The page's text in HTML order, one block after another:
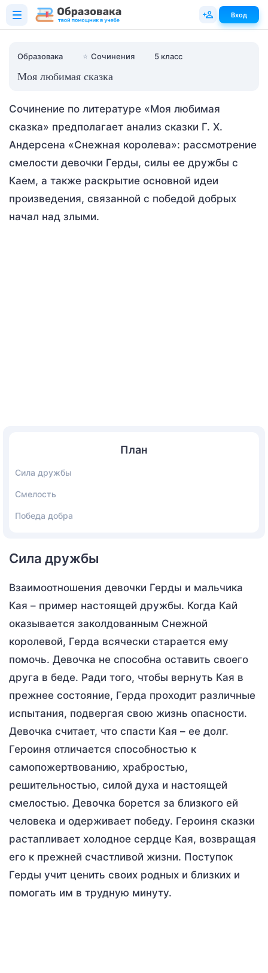
Образовака ⭐ Сочинения 5 класс
Моя любимая сказка
Сочинение по литературе «Моя любимая
сказка» предполагает анализ сказки Г. Х.
Андерсена «Снежная королева»: рассмотрение
смелости девочки Герды, силы ее дружбы с
Каем, а также раскрытие основной идеи
произведения, связанной с победой добрых
начал над злыми.
План
Сила дружбы
Смелость
Победа добра
Сила дружбы
Взаимоотношения девочки Герды и мальчика
Кая – пример настоящей дружбы. Когда Кай
оказывается заколдованным Снежной
королевой, Герда всячески старается ему
помочь. Девочка не способна оставить своего
друга в беде. Ради того, чтобы вернуть Кая в
прежнее состояние, Герда проходит различные
испытания, подвергая свою жизнь опасности.
Девочка считает, что спасти Кая – ее долг.
Героиня отличается способностью к
самопожертвованию, храбростью,
решительностью, силой духа и настоящей
смелостью. Девочка борется за близкого ей
человека и одерживает победу. Героиня сказки
растапливает холодное сердце Кая, возвращая
его к прежней счастливой жизни. Поступок
Герды учит ценить своих родных и близких и
помогать им в трудную минуту.
Вход